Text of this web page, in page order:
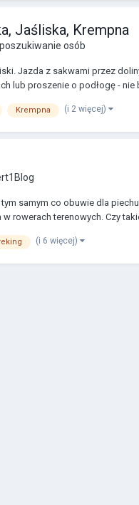
Jaśliska, Krempna
osób
Jazda z sakwami przez
lub proszenie o podłogę - nie
Krempna (i 2 więcej)
samym co obuwie dla
terenowych. Czy
(i 6 więcej)